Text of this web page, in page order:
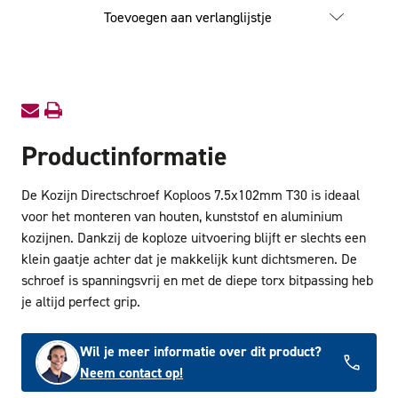
DirectschroefToevoegen aan verlanglijstje
Productinformatie
De Kozijn Directschroef Koploos 7.5x102mm T30 is ideaal
voor het monteren van houten, kunststof en aluminium
kozijnen. Dankzij de koploze uitvoering blijft er slechts een
klein gaatje achter dat je makkelijk kunt dichtsmeren. De
schroef is spanningsvrij en met de diepe torx bitpassing heb
je altijd perfect grip.
Wil je meer informatie over dit product?
Neem contact op!